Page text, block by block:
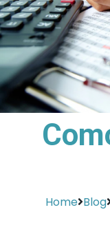
Home Blog